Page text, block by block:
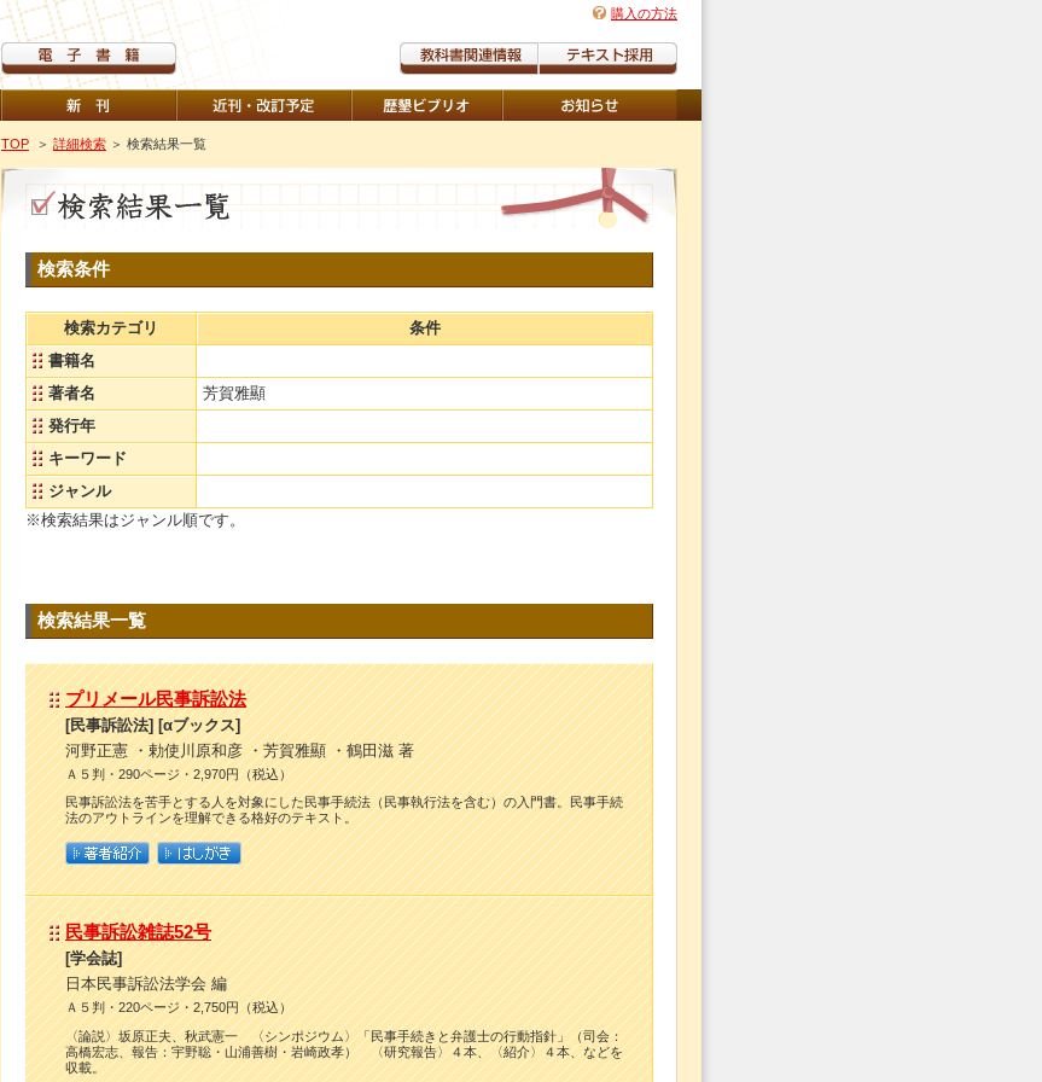
購入の方法
TOP ＞ 詳細検索 ＞ 検索結果一覧
検索条件
検索カテゴリ
条件
書籍名
著者名
芳賀雅顯
発行年
キーワード
ジャンル
※検索結果はジャンル順です。
検索結果一覧
プリメール民事訴訟法
[民事訴訟法] [αブックス]
河野正憲 ・勅使川原和彦 ・芳賀雅顯 ・鶴田滋 著
Ａ５判・290ページ・2,970円（税込）
民事訴訟法を苦手とする人を対象にした民事手続法（民事執行法を含む）の入門書。民事手続
法のアウトラインを理解できる格好のテキスト。
民事訴訟雑誌52号
[学会誌]
日本民事訴訟法学会 編
Ａ５判・220ページ・2,750円（税込）
〈論説〉坂原正夫、秋武憲一 〈シンポジウム〉「民事手続きと弁護士の行動指針」（司会：
高橋宏志、報告：宇野聡・山浦善樹・岩崎政孝） 〈研究報告〉４本、〈紹介〉４本、などを
収載。